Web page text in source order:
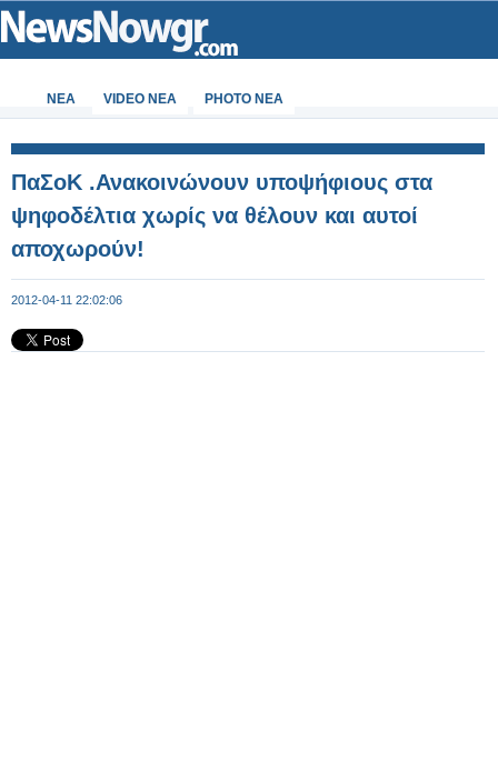
ΝΕΑ VIDEO NEA PHOTO NEA
ΠαΣοΚ .Ανακοινώνουν υποψήφιους στα
ψηφοδέλτια χωρίς να θέλουν και αυτοί
αποχωρούν!
2012-04-11 22:02:06